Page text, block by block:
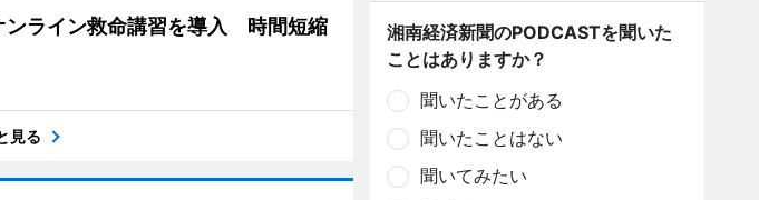
ンライン救命講習を導入 時間短縮
見る
湘南経済新聞のPODCASTを聞いた
ことはありますか？
聞いたことがある
聞いたことはない
聞いてみたい